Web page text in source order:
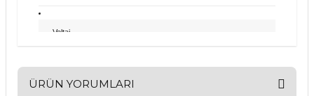
Voltaj
ÜRÜN YORUMLARI